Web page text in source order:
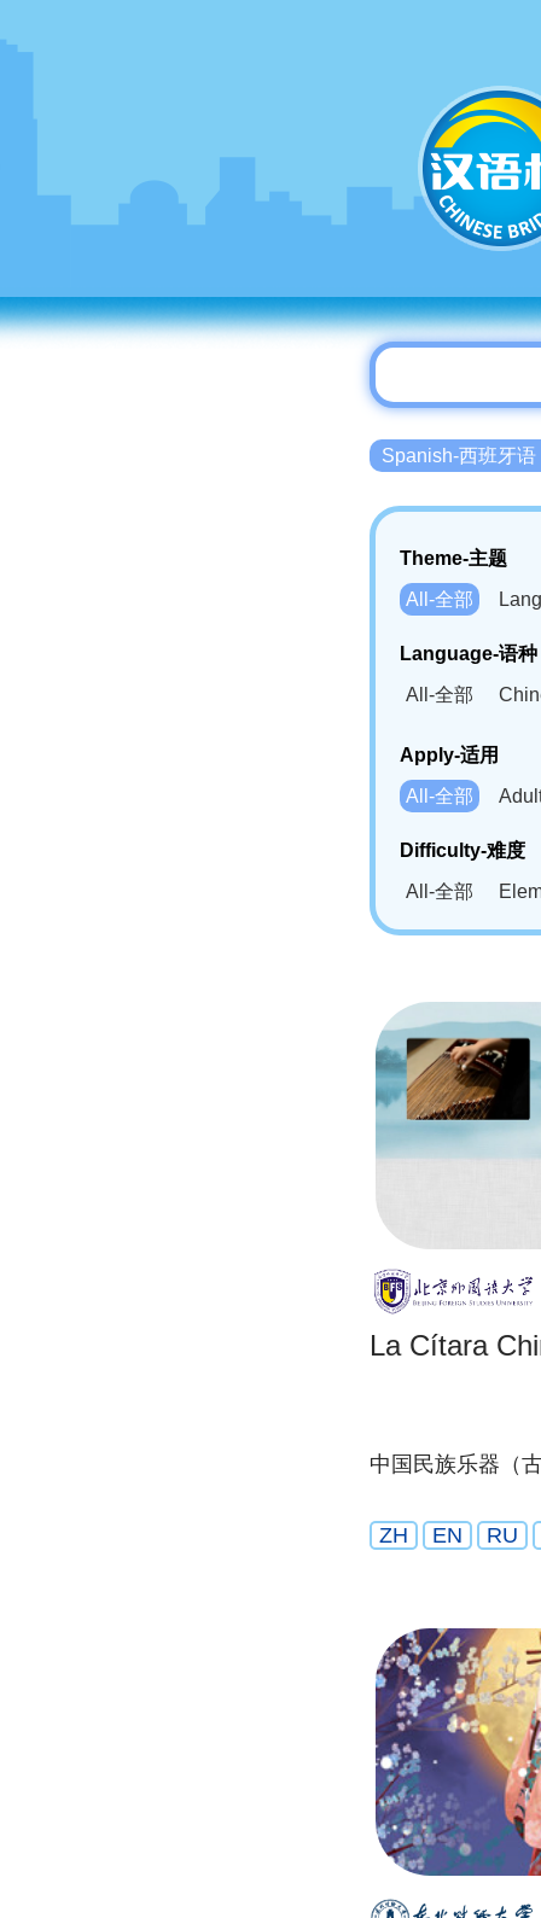
Spanish-西班牙语
Theme-主题
All-全部
Language-语种
All-全部
Bahasa
Swahili(SW)-
Apply-适用
All-全部
Difficulty-难度
All-全部
La Cítara
中国民族乐器（
ZH EN RU